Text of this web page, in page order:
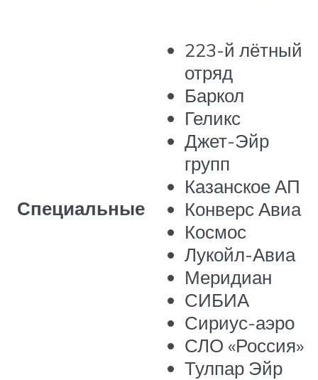
Специальные
223-й лётный
отряд
Баркол
Геликс
Джет-Эйр
групп
Казанское АП
Конверс Авиа
Космос
Лукойл-Авиа
Меридиан
СИБИА
Сириус-аэро
СЛО «Россия»
Тулпар Эйр